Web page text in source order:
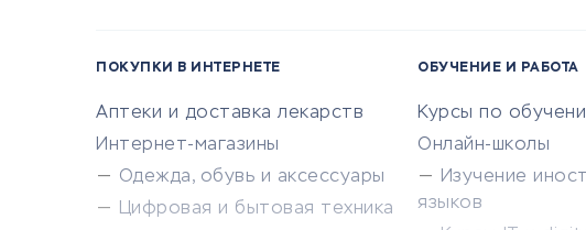
ПОКУПКИ В ИНТЕРНЕТЕ
Аптеки и доставка лекарств
Интернет-магазины
Одежда, обувь и аксессуары
Цифровая и бытовая техника
ОБУЧЕНИЕ И РАБОТА
Курсы по
Онлайн-школы
Изучение
языков